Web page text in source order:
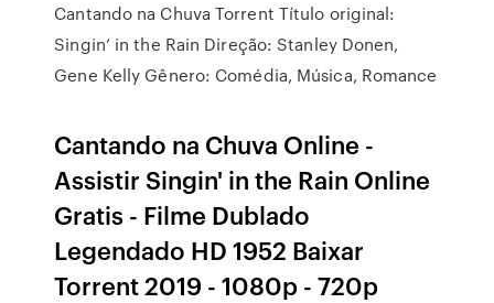
Cantando na Chuva Torrent Título original:
Singin’ in the Rain Direção: Stanley Donen,
Gene Kelly Gênero: Comédia, Música, Romance
Cantando na Chuva Online -
Assistir Singin' in the Rain Online
Gratis - Filme Dublado
Legendado HD 1952 Baixar
Torrent 2019 - 1080p - 720p